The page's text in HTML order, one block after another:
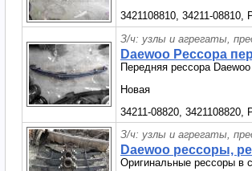
3421108810, 34211-08810,
З/ч: узлы и агрегаты,
Daewoo Рессора
Передняя рессора
Новая
34211-08820, 3421108820,
З/ч: узлы и агрегаты,
Daewoo рессоры,
Оригинальные рессоры в